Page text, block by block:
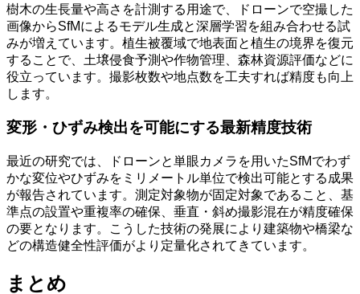
樹木の生長量や高さを計測する用途で、ドローンで空撮した
画像からSfMによるモデル生成と深層学習を組み合わせる試
みが増えています。植生被覆域で地表面と植生の境界を復元
することで、土壌侵食予測や作物管理、森林資源評価などに
役立っています。撮影枚数や地点数を工夫すれば精度も向上
します。
変形・ひずみ検出を可能にする最新精度技術
最近の研究では、ドローンと単眼カメラを用いたSfMでわず
かな変位やひずみをミリメートル単位で検出可能とする成果
が報告されています。測定対象物が固定対象であること、基
準点の設置や重複率の確保、垂直・斜め撮影混在が精度確保
の要となります。こうした技術の発展により建築物や橋梁な
どの構造健全性評価がより定量化されてきています。
まとめ